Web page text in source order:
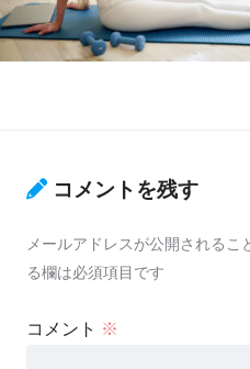
コメントを残す
メールアドレスが公開されるこ
る欄は必須項目です
コメント ※